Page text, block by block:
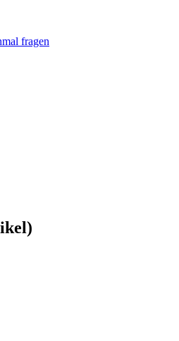
fragen